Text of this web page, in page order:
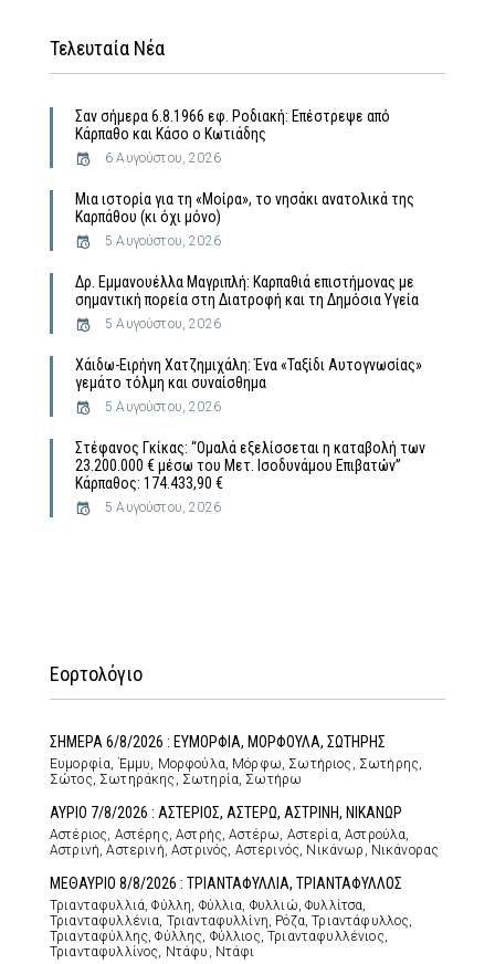
Τελευταία Νέα
Σαν σήμερα 6.8.1966 εφ. Ροδιακή: Επέστρεψε από
Κάρπαθο και Κάσο ο Κωτιάδης
6 Αυγούστου, 2026
Μια ιστορία για τη «Μοίρα», το νησάκι ανατολικά της
Καρπάθου (κι όχι μόνο)
5 Αυγούστου, 2026
Δρ. Εμμανουέλλα Μαγριπλή: Καρπαθιά επιστήμονας με
σημαντική πορεία στη Διατροφή και τη Δημόσια Υγεία
5 Αυγούστου, 2026
Χάιδω-Ειρήνη Χατζημιχάλη: Ένα «Ταξίδι Αυτογνωσίας»
γεμάτο τόλμη και συναίσθημα
5 Αυγούστου, 2026
Στέφανος Γκίκας: “Ομαλά εξελίσσεται η καταβολή των
23.200.000 € μέσω του Μετ. Ισοδυνάμου Επιβατών”
Κάρπαθος: 174.433,90 €
5 Αυγούστου, 2026
Εορτολόγιο
ΣΗΜΕΡΑ 6/8/2026 : ΕΥΜΟΡΦΙΑ, ΜΟΡΦΟΥΛΑ, ΣΩΤΗΡΗΣ
Ευμορφία, Έμμυ, Μορφούλα, Μόρφω, Σωτήριος, Σωτήρης,
Σώτος, Σωτηράκης, Σωτηρία, Σωτήρω
ΑΥΡΙΟ 7/8/2026 : ΑΣΤΕΡΙΟΣ, ΑΣΤΕΡΩ, ΑΣΤΡΙΝΗ, ΝΙΚΑΝΩΡ
Αστέριος, Αστέρης, Αστρής, Αστέρω, Αστερία, Αστρούλα,
Αστρινή, Αστερινή, Αστρινός, Αστερινός, Νικάνωρ, Νικάνορας
ΜΕΘΑΥΡΙΟ 8/8/2026 : ΤΡΙΑΝΤΑΦΥΛΛΙΑ, ΤΡΙΑΝΤΑΦΥΛΛΟΣ
Τριανταφυλλιά, Φύλλη, Φύλλια, Φυλλιώ, Φυλλίτσα,
Τριανταφυλλένια, Τριανταφυλλίνη, Ρόζα, Τριαντάφυλλος,
Τριανταφύλλης, Φύλλης, Φύλλιος, Τριανταφυλλένιος,
Τριανταφυλλίνος, Ντάφυ, Ντάφι